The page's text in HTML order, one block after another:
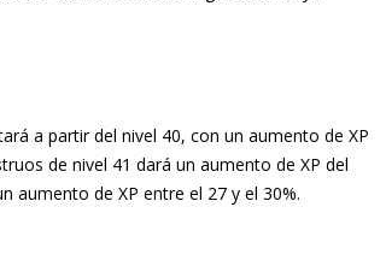
a partir del nivel 40, con un aumento de XP
de nivel 41 dará un aumento de XP del
aumento de XP entre el 27 y el 30%.